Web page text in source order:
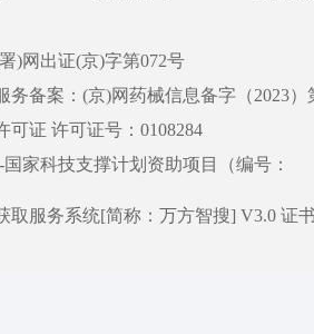
)网出证(京)字第072号
务备案：(京)网药械信息备字（2023）
证 许可证号：0108284
家科技支撑计划资助项目（编号：
取服务系统[简称：万方智搜] V3.0 证